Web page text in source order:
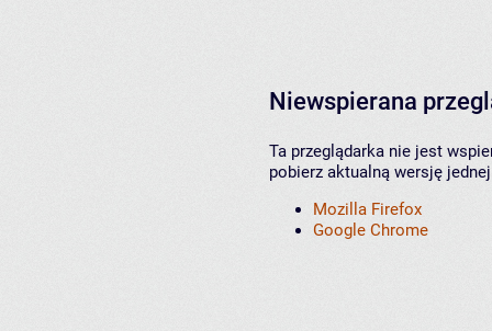
Niewspierana
Ta przeglądarka nie jest
pobierz aktualną wersję
Mozilla Firefox
Google Chrome